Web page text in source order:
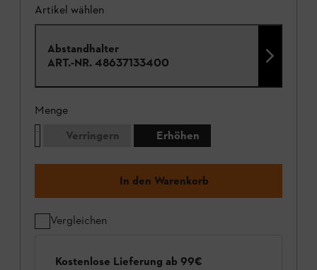
Artikel wählen
Abstandhalter
ART.-NR. 48637133400
Menge
Verringern
Erhöhen
In den Warenkorb
Vergleichen
Kostenlose Lieferung ab 99€